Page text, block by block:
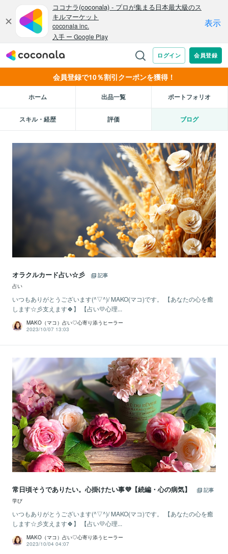
会員登録で10％割引クーポンを獲得！
ホーム 出品一覧 ポートフォリオ
スキル・経歴 評価 ブログ
オラクルカード占い☆彡
記事
占い
いつもありがとうございます(^▽^)/ MAKO(マコ)です。 【あなたの心を癒
します☆彡支えます🍀】 【占い💛心理...
MAKO（マコ）占い♡心寄り添うヒーラー
2023/10/07 13:03
常日頃そうでありたい。心掛けたい事💜【続編・心の病気】
記事
学び
いつもありがとうございます(^▽^)/ MAKO(マコ)です。 【あなたの心を癒
します☆彡支えます🍀】 【占い💛心理...
MAKO（マコ）占い♡心寄り添うヒーラー
2023/10/04 04:07